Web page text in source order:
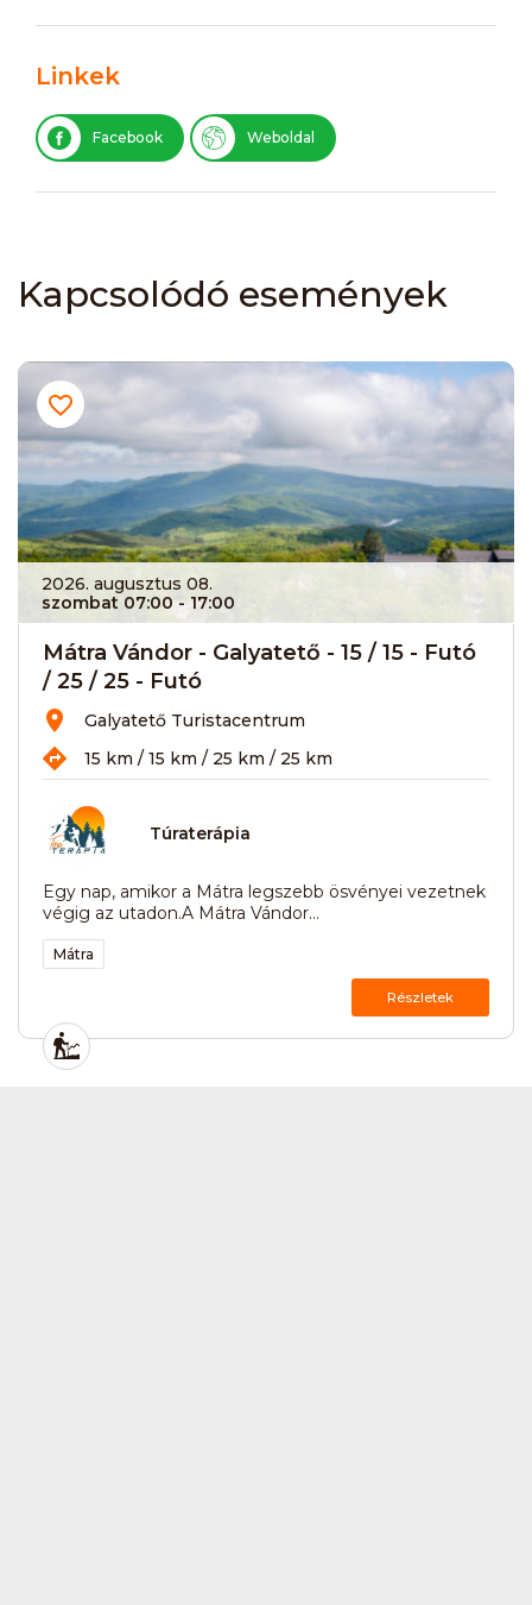
Linkek
Facebook Weboldal
Kapcsolódó események
2026. augusztus 08.
szombat 07:00 - 17:00
Mátra Vándor - Galyatető - 15 / 15 - Futó
/ 25 / 25 - Futó
Galyatető Turistacentrum
15 km / 15 km / 25 km / 25 km
Túraterápia
Egy nap, amikor a Mátra legszebb ösvényei vezetnek
végig az utadon.A Mátra Vándor...
Mátra
Részletek